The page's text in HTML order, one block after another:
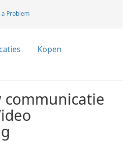
a Problem
Kopen
communicatie